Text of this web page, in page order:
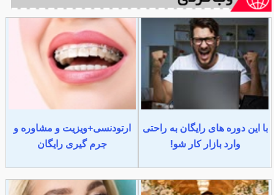
با این دوره های رایگان به راحتی
وارد بازار کار شو!
ارتودنسی+ویزیت و مشاوره و
جرم گیری رایگان